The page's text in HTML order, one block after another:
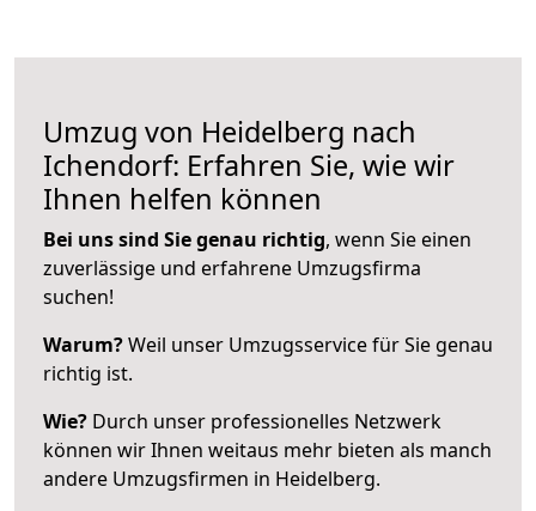
Umzug von Heidelberg nach
Ichendorf: Erfahren Sie, wie wir
Ihnen helfen können
Bei uns sind Sie genau richtig, wenn Sie einen
zuverlässige und erfahrene Umzugsfirma
suchen!
Warum?Weil unser Umzugsservice für Sie genau
richtig ist.
Wie? Durch unser professionelles Netzwerk
können wir Ihnen weitaus mehr bieten als manch
andere Umzugsfirmen in Heidelberg.